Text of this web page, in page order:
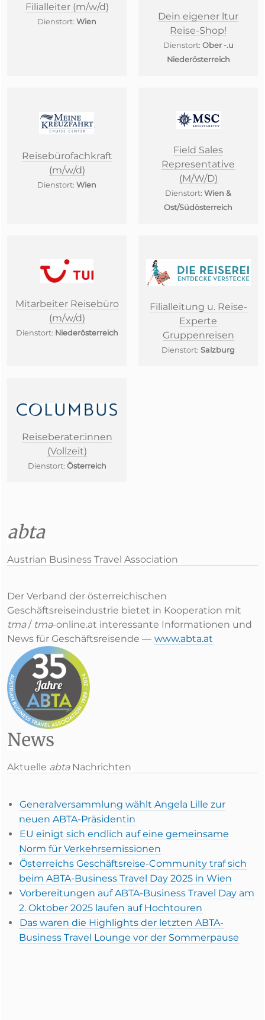
Filialleiter (m/w/d)
Dienstort: Wien
Dein eigener ltur
Reise-Shop!
Dienstort: Ober -.u
Niederösterreich
Reisebürofachkraft
(m/w/d)
Dienstort: Wien
Field Sales
Representative
(M/W/D)
Dienstort: Wien &
Ost/Südösterreich
Mitarbeiter Reisebüro
(m/w/d)
Dienstort: Niederösterreich
Filialleitung u. Reise-
Experte
Gruppenreisen
Dienstort: Salzburg
Reiseberater:innen
(Vollzeit)
Dienstort: Österreich
abta
Austrian Business Travel Association
Der Verband der österreichischen
Geschäftsreiseindustrie bietet in Kooperation mit
tma/ tma-online.at interessante Informationen und
News für Geschäftsreisende — www.abta.at
News
Aktuelle abtaNachrichten
Generalversammlung wählt Angela Lille zur
neuen ABTA-Präsidentin
EU einigt sich endlich auf eine gemeinsame
Norm für Verkehrsemissionen
Österreichs Geschäftsreise-Community traf sich
beim ABTA-Business Travel Day 2025 in Wien
Vorbereitungen auf ABTA-Business Travel Day am
2. Oktober 2025 laufen auf Hochtouren
Das waren die Highlights der letzten ABTA-
Business Travel Lounge vor der Sommerpause